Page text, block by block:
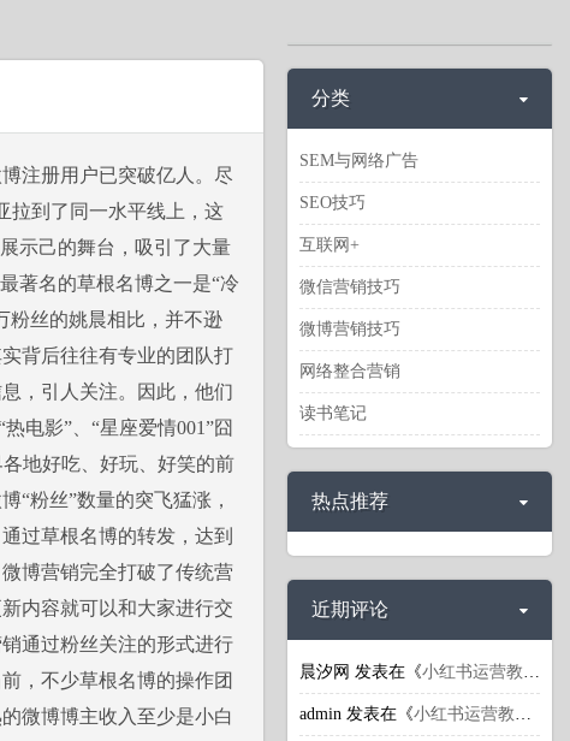
注册用户已突破亿人。尽
拉到了同一水平线上，这
示己的舞台，吸引了大量
著名的草根名博之一是“冷
粉丝的姚晨相比，并不逊
背后往往有专业的团队打
，引人关注。因此，他们
电影”、“星座爱情001”囧
地好吃、好玩、好笑的前
“粉丝”数量的突飞猛涨，
过草根名博的转发，达到
博营销完全打破了传统营
内容就可以和大家进行交
通过粉丝关注的形式进行
，不少草根名博的操作团
微博博主收入至少是小白
分类
SEM与网络广告
SEO技巧
互联网+
微信营销技巧
微博营销技巧
网络整合营销
读书笔记
热点推荐
近期评论
晨汐网 发表在《小红书运营教程：小红书引流推广潜规则揭秘
admin 发表在《小红书运营教程：小红书引流推广潜规则揭秘